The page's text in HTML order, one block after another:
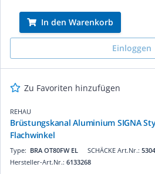
In den Warenkorb
Einloggen
Zu Favoriten hinzufügen
REHAU
Brüstungskanal Aluminium SIGNA
Flachwinkel
SCHÄCKE Art.Nr.:
Type: BRA OT80FW EL
Hersteller-Art.Nr.: 6133268